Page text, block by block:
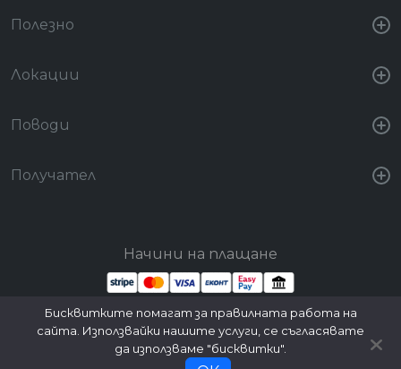
Полезно
Локации
Поводи
Получател
Начини на плащане
Стани партньор Вход за партньори
Бисквитките помагат за правилната работа на
сайта. Използвайки нашите услуги, се съгласявате
да използваме "бисквитки".